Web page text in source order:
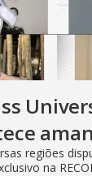
regiões
na